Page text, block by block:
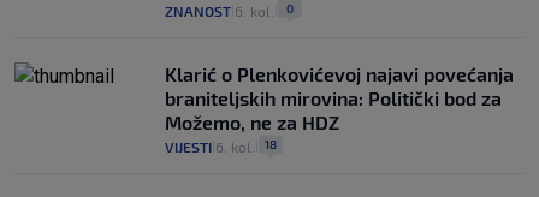
ZNANOST 6. kol. 0
Klarić o Plenkovićevoj najavi povećanja
braniteljskih mirovina: Politički bod za
Možemo, ne za HDZ
VIJESTI 6. kol. 18